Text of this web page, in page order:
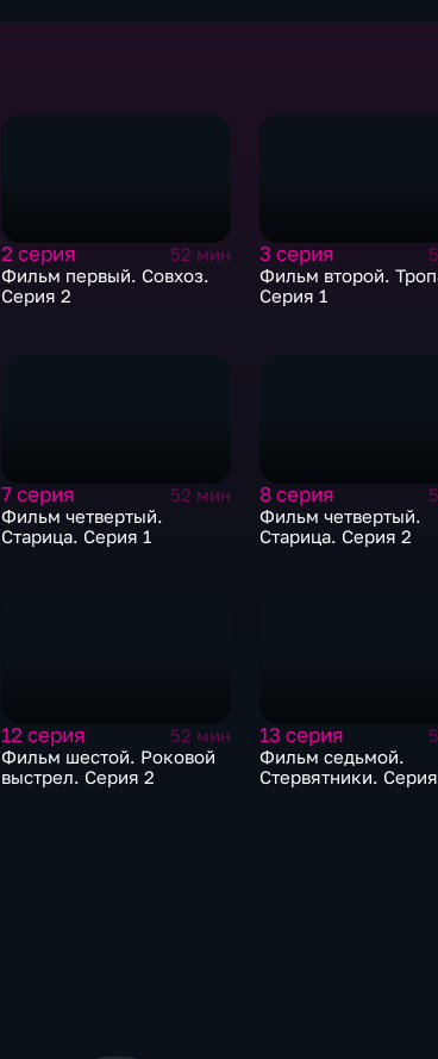
2 серия
52 мин
Фильм первый. Совхоз.
Серия 2
3 серия
Фильм второй.
Серия 1
7 серия
52 мин
Фильм четвертый.
Старица. Серия 1
8 серия
Фильм четвертый.
Старица. Серия 2
12 серия
52 мин
Фильм шестой. Роковой
выстрел. Серия 2
13 серия
Фильм седьмой.
Стервятники.